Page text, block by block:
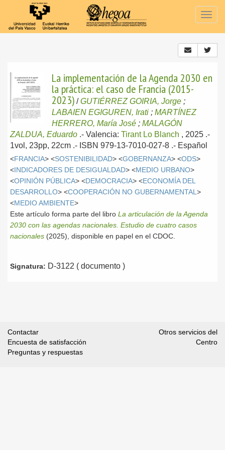
La implementación de la Agenda 2030 en
la práctica: el caso de Francia (2015-
2023) /GUTIÉRREZ GOIRIA, Jorge ;
LABAIEN EGIGUREN, Irati ; MARTÍNEZ
HERRERO, María José ; MALAGÓN
ZALDUA, Eduardo .- Valencia: Tirant Lo Blanch , 2025 .-
1vol, 23pp, 22cm .- ISBN 979-13-7010-027-8 .- Español
<FRANCIA> <SOSTENIBILIDAD> <GOBERNANZA> <ODS>
<INDICADORES DE DESIGUALDAD> <MEDIO URBANO>
<OPINIÓN PÚBLICA> <DEMOCRACIA> <ECONOMÍA DEL
DESARROLLO> <COOPERACIÓN NO GUBERNAMENTAL >
<MEDIO AMBIENTE>
Este artículo forma parte del libro La articulación de la Agenda
2030 con las agendas nacionales. Estudio de cuatro casos
nacionales (2025), disponible en papel en el CDOC.
Signatura: D-3122 ( documento )
Contactar
Encuesta de satisfacción
Preguntas y respuestas
Otros servicios del
Centro